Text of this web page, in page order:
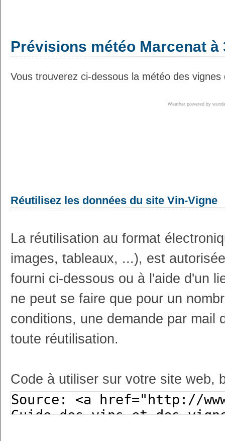
Prévisions météo Marcenat à
Vous trouverez ci-dessous la météo des
Weather powered by
Réutilisez les données du site Vin-Vigne
La réutilisation au format
images, tableaux, ...), est
fourni ci-dessous ou à l'aide d'un
ne peut se faire que pour un
conditions, une demande par mail
toute réutilisation.
Code à utiliser sur votre site web,